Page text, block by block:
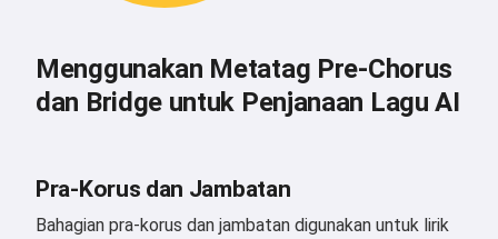
Menggunakan Metatag Pre-Chorus
dan Bridge untuk Penjanaan Lagu AI
Pra-Korus dan Jambatan
Bahagian pra-korus dan jambatan digunakan untuk lirik